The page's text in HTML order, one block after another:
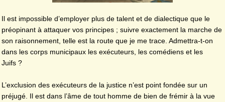
Il est impossible d’employer plus de talent et de dialectique que le
préopinant à attaquer vos principes ; suivre exactement la marche de
son raisonnement, telle est la route que je me trace. Admettra-t-on
dans les corps municipaux les exécuteurs, les comédiens et les
Juifs ?
L’exclusion des exécuteurs de la justice n’est point fondée sur un
préjugé. Il est dans l’âme de tout homme de bien de frémir à la vue